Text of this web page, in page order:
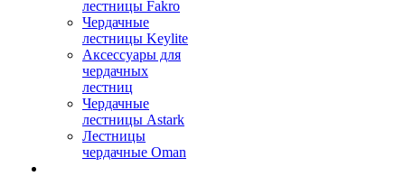
лестницы Fakro
Чердачные
лестницы Keylite
Аксессуары для
чердачных
лестниц
Чердачные
лестницы Astark
Лестницы
чердачные Oman